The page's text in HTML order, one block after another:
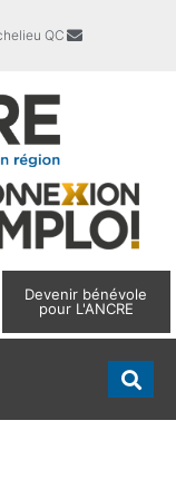
QC
Devenir bénévole
pour L'ANCRE